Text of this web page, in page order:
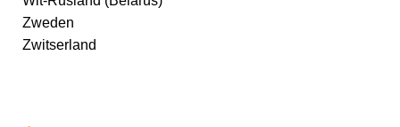
Zweden
Zwitserland